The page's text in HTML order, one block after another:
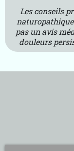
Les conseils
pas un avis
douleurs